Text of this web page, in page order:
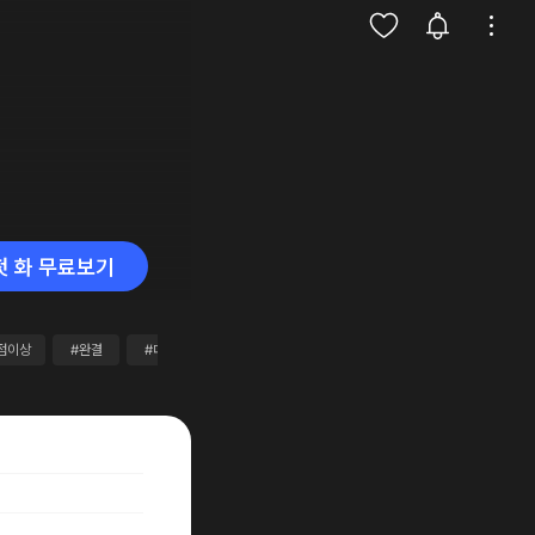
화 무료보기
이상 #완결 #대여